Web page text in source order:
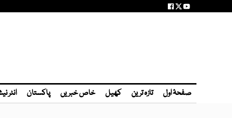
صفحۂ اول تازہ ترین کھیل خاص خبریں پاکستان انٹر